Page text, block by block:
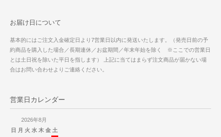
お届け日について
基本的にはご注文入金確定日より7営業日以内に発送いたします。（発売日前の予
約商品を購入した場合／長期連休／お盆期間／年末年始を除く ※ここでの営業日
とは土日祝を除いた平日を指します） 上記に当てはまらず注文商品が届かない場
合はお問い合わせよりご連絡ください。
営業日カレンダー
2026年8月
日 月 火 水 木 金 土